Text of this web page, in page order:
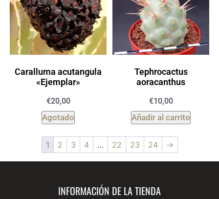
Caralluma acutangula
«Ejemplar»
€20,00
Agotado
Tephrocactus
aoracanthus
€10,00
Añadir al carrito
1 2 3 4 … 22 23 24 →
INFORMACIÓN DE LA TIENDA